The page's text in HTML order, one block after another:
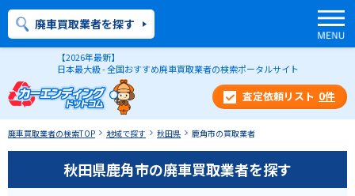
【2026年最新】
日本最大級 - 全国おすすめ廃車買取業者の検索ポータルサイト
0件
廃車買取業者を探す
廃車買取業者の検索TOP 地域で探す 秋田県 鹿角市の買取業者
秋田県鹿角市の廃車買取業者を探す